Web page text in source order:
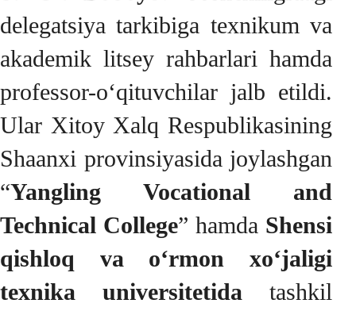
delegatsiya tarkibiga texnikum va
akademik litsey rahbarlari hamda
professor-o‘qituvchilar jalb etildi.
Ular Xitoy Xalq Respublikasining
Shaanxi provinsiyasida joylashgan
“Yangling Vocational and
Technical College” hamda Shensi
qishloq va o‘rmon xo‘jaligi
texnika universitetida tashkil